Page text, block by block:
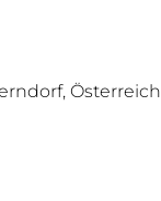
Österreich